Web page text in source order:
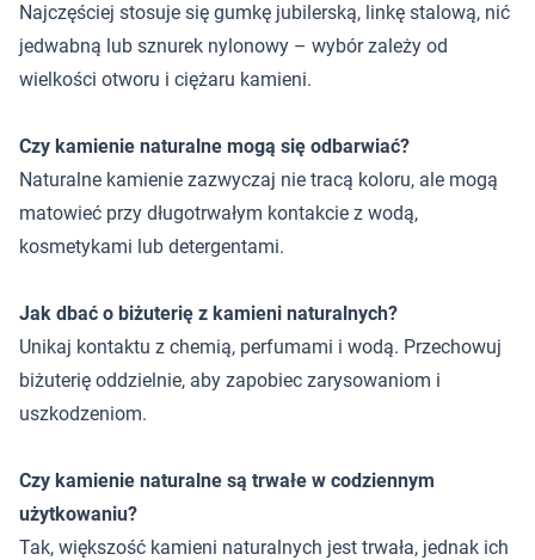
Najczęściej stosuje się gumkę jubilerską, linkę stalową, nić
jedwabną lub sznurek nylonowy – wybór zależy od
wielkości otworu i ciężaru kamieni.
Czy kamienie naturalne mogą się odbarwiać?
Naturalne kamienie zazwyczaj nie tracą koloru, ale mogą
matowieć przy długotrwałym kontakcie z wodą,
kosmetykami lub detergentami.
Jak dbać o biżuterię z kamieni naturalnych?
Unikaj kontaktu z chemią, perfumami i wodą. Przechowuj
biżuterię oddzielnie, aby zapobiec zarysowaniom i
uszkodzeniom.
Czy kamienie naturalne są trwałe w codziennym
użytkowaniu?
Tak, większość kamieni naturalnych jest trwała, jednak ich